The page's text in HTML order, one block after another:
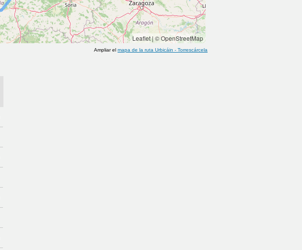
Leaflet| © OpenStreetMap
Ampliar el mapa de la ruta Urbicáin - Torrescárcela